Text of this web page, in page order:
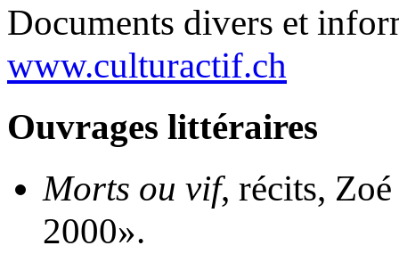
Documents divers et
www.culturactif.ch
Ouvrages littéraires
Morts ou vif, récits,
2000».